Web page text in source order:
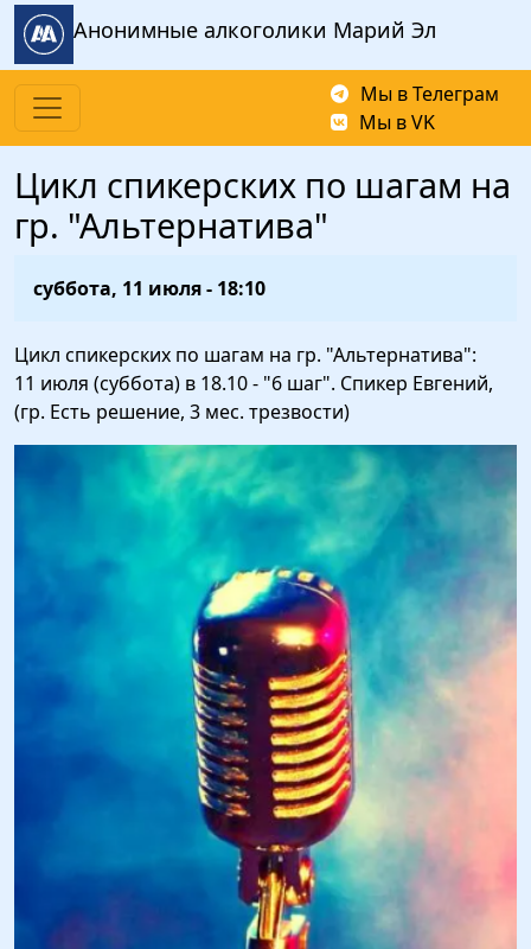
Перейти к основному содержанию
Анонимные алкоголики Марий Эл
Мы в Телеграм
Мы в VK
Цикл спикерских по шагам на
гр. "Альтернатива"
суббота, 11 июля - 18:10
Цикл спикерских по шагам на гр. "Альтернатива":
11 июля (суббота) в 18.10 - "6 шаг". Спикер Евгений,
(гр. Есть решение, 3 мес. трезвости)